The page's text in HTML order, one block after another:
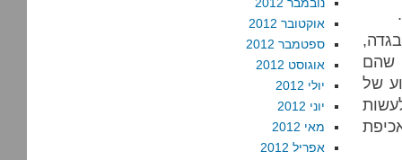
שהם
של
אוקטובר 2012
ספטמבר 2012
אוגוסט 2012
יולי 2012
יוני 2012
מאי 2012
אפריל 2012